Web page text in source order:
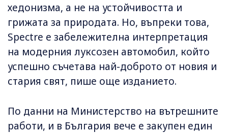
хедонизма, а не на устойчивостта и
грижата за природата. Но, въпреки това,
Spectre е забележителна интерпретация
на модерния луксозен автомобил, който
успешно съчетава най-доброто от новия и
стария свят, пише още изданието.
По данни на Министерство на вътрешните
работи, и в България вече е закупен един